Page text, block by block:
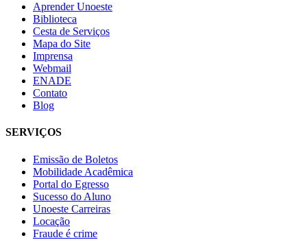
Aprender Unoeste
Biblioteca
Cesta de Serviços
Mapa do Site
Imprensa
Webmail
ENADE
Contato
Blog
SERVIÇOS
Emissão de Boletos
Mobilidade Acadêmica
Portal do Egresso
Sucesso do Aluno
Unoeste Carreiras
Locação
Fraude é crime